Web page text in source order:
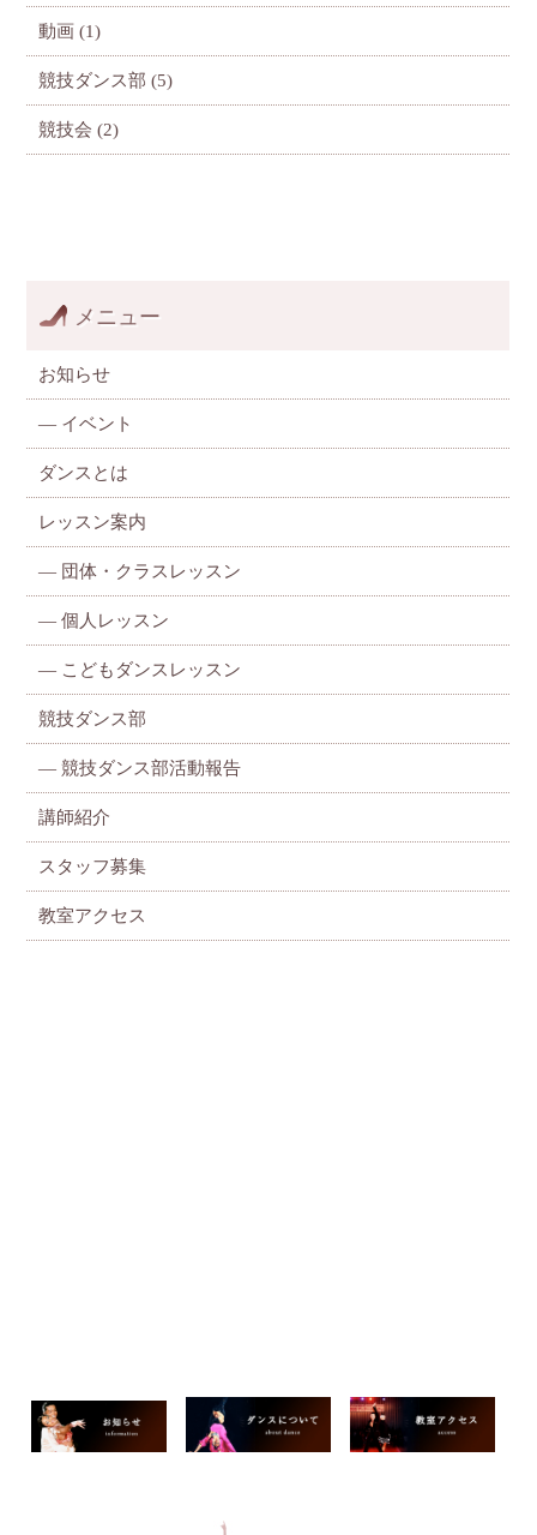
動画 (1)
競技ダンス部 (5)
競技会 (2)
メニュー
お知らせ
— イベント
ダンスとは
レッスン案内
— 団体・クラスレッスン
—個人レッスン
— こどもダンスレッスン
競技ダンス部
— 競技ダンス部活動報告
講師紹介
スタッフ募集
教室アクセス